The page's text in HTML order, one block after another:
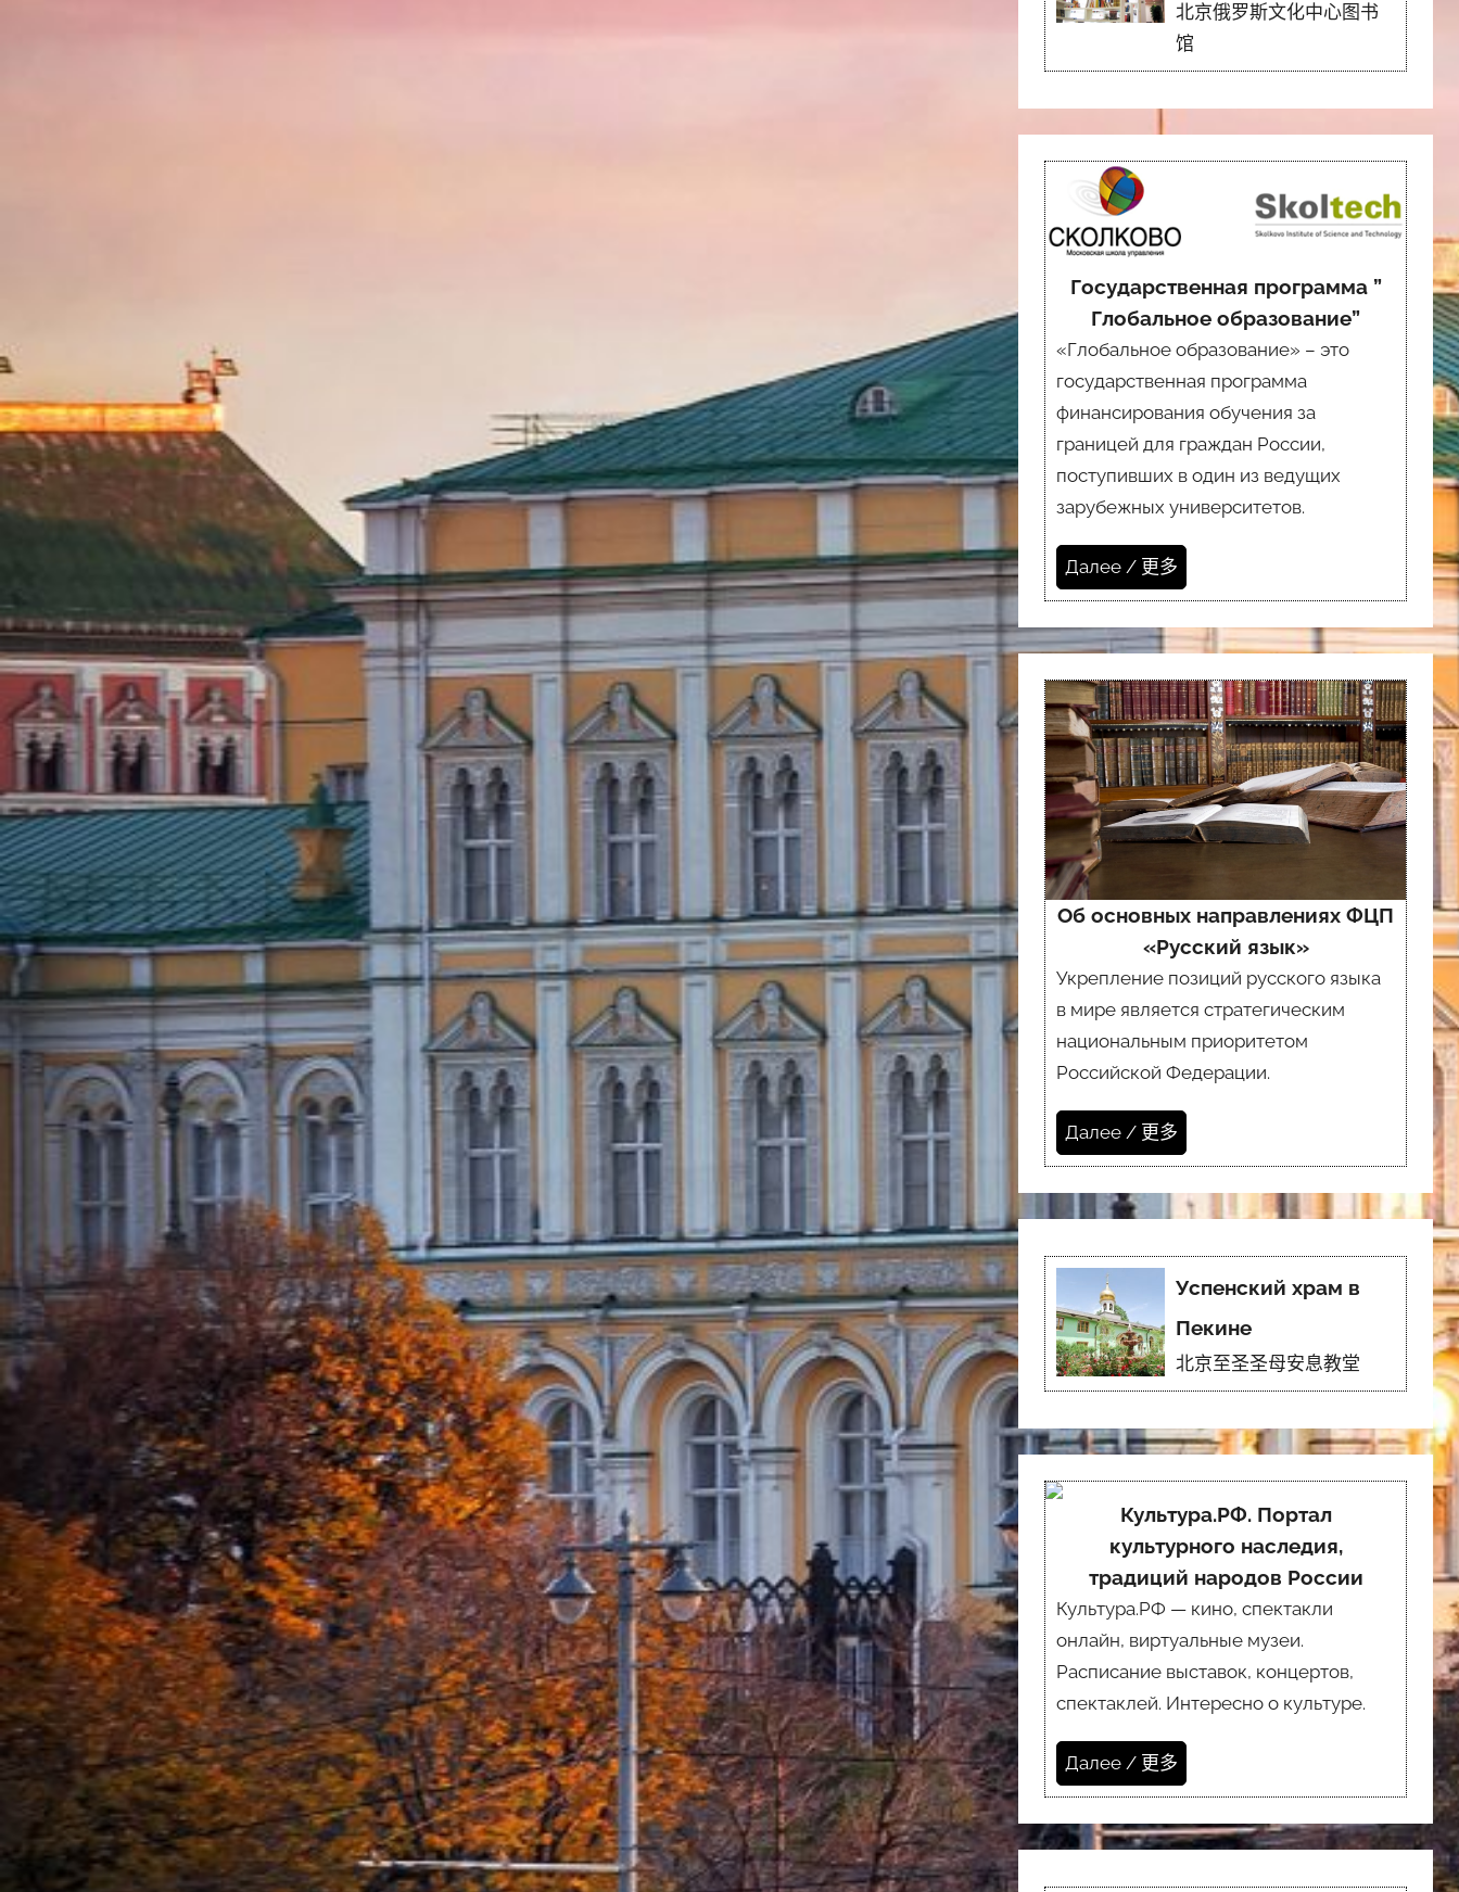
北京俄罗斯文化中心图书
馆
Государственная программа ”
Глобальное образование”
«Глобальное образование» – это
государственная программа
финансирования обучения за
границей для граждан России,
поступивших в один из ведущих
зарубежных университетов.
Далее / 更多
Об основных направлениях ФЦП
«Русский язык»
Укрепление позиций русского языка
в мире является стратегическим
национальным приоритетом
Российской Федерации.
Далее / 更多
Успенский храм в
Пекине
北京至圣圣母安息教堂
Культура.РФ. Портал
культурного наследия,
традиций народов России
Культура.РФ — кино, спектакли
онлайн, виртуальные музеи.
Расписание выставок, концертов,
спектаклей. Интересно о культуре.
Далее / 更多